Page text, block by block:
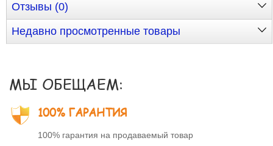
Отзывы (0)
Недавно просмотренные товары
МЫ ОБЕЩАЕМ:
100% ГАРАНТИЯ
100% гарантия на продаваемый товар